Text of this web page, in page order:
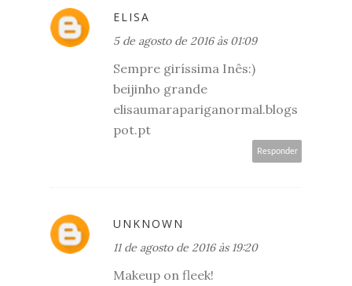
ELISA
5 de agosto de 2016 às 01:09
Sempre giríssima Inês:)
beijinho grande
elisaumarapariganormal.blogs
pot.pt
Responder
UNKNOWN
11 de agosto de 2016 às 19:20
Makeup on fleek!